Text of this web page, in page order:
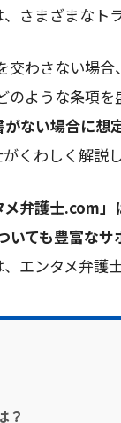
さまざまなト
交わさない場
のような条項
ない場合に想
くわしく解説し
メ弁護士.com
いても豊富なサ
エンタメ弁護
？